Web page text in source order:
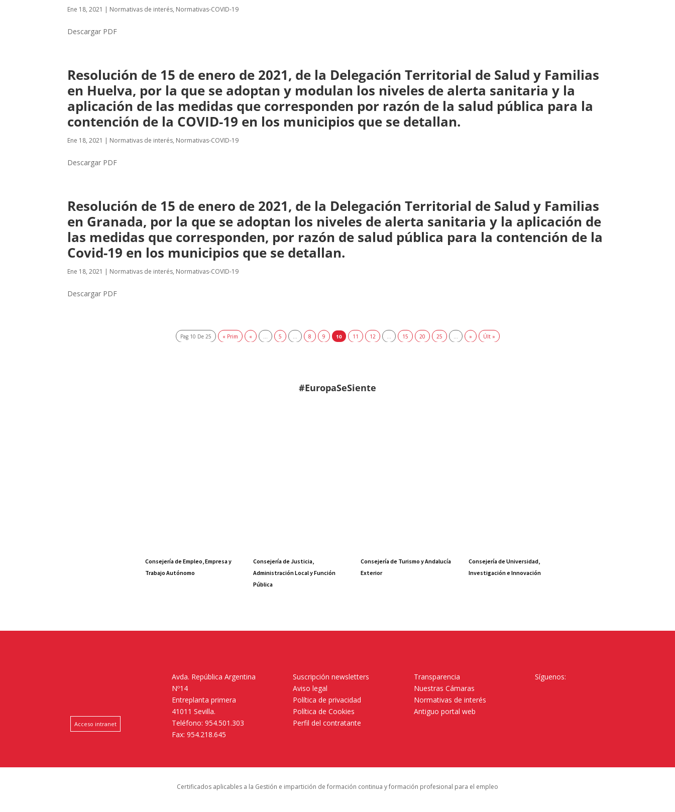
Ene 18, 2021 | Normativas de interés, Normativas-COVID-19
Descargar PDF
Resolución de 15 de enero de 2021, de la Delegación Territorial de Salud y Familias
en Huelva, por la que se adoptan y modulan los niveles de alerta sanitaria y la
aplicación de las medidas que corresponden por razón de la salud pública para la
contención de la COVID-19 en los municipios que se detallan.
Ene 18, 2021 | Normativas de interés, Normativas-COVID-19
Descargar PDF
Resolución de 15 de enero de 2021, de la Delegación Territorial de Salud y Familias
en Granada, por la que se adoptan los niveles de alerta sanitaria y la aplicación de
las medidas que corresponden, por razón de salud pública para la contención de la
Covid-19 en los municipios que se detallan.
Ene 18, 2021 | Normativas de interés, Normativas-COVID-19
Descargar PDF
Pag 10 De 25 « Prim « 5 8 9 10 11 12 15 20 25 » Últ »
#EuropaSeSiente
Consejería de Empleo, Empresa y
Trabajo Autónomo
Consejería de Justicia,
Administración Local y Función
Pública
Consejería de Turismo y Andalucía
Exterior
Consejería de Universidad,
Investigación e Innovación
Acceso intranet
Avda. República Argentina
Nº14
Entreplanta primera
41011 Sevilla.
Teléfono: 954.501.303
Fax: 954.218.645
Suscripción newsletters
Aviso legal
Política de privacidad
Política de Cookies
Perfil del contratante
Transparencia
Nuestras Cámaras
Normativas de interés
Antiguo portal web
Síguenos:
Certificados aplicables a la Gestión e impartición de formación continua y formación profesional para el empleo